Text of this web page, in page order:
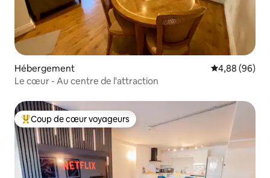
Hébergement Évaluation
4,88 (96)
Le cœur - Au centre de l'attraction
Coups de cœur voyageurs les plus appréciés
Coup de cœur voyageurs